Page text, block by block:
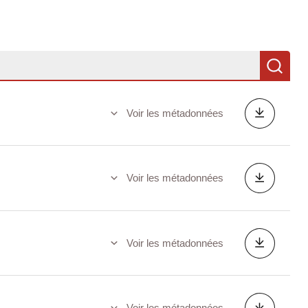
Voir les métadonnées
Voir les métadonnées
Voir les métadonnées